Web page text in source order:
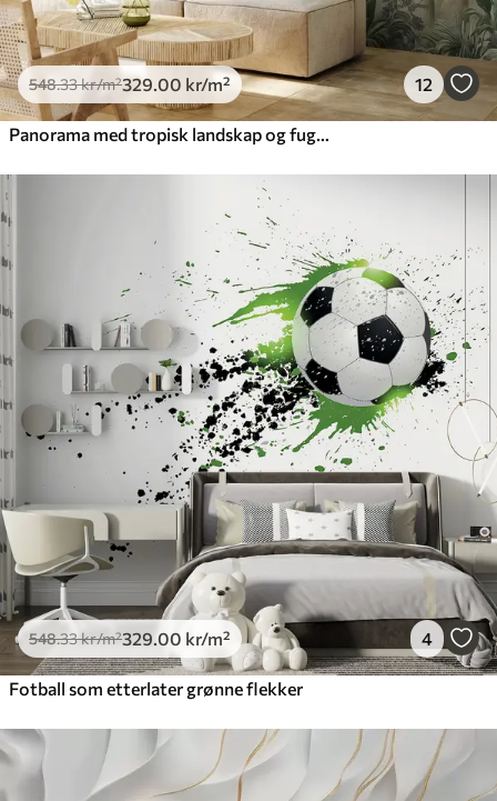
548.33kr/m²329 .00 kr/m² 12
548.33kr/m²329 .00 kr/m² 4
Fotball som etterlater grønne flekker